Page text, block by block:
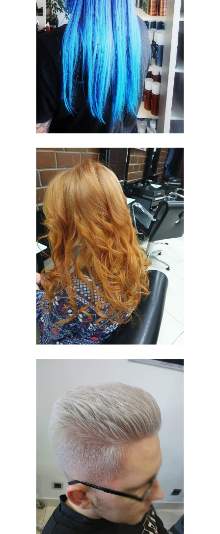
ELUMEN
KOLORYZACJA
ELUMEN
KOLORYZACJA
MODELOWANIE
SREBRNE
WŁOSY
KOLORYZACJA